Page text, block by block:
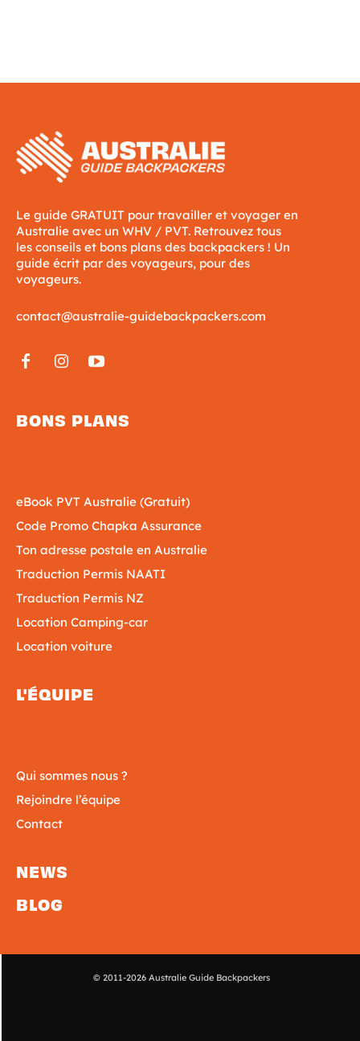
Le guide GRATUIT pour travailler et voyager en
Australie avec un WHV / PVT. Retrouvez tous
les conseils et bons plans des backpackers ! Un
guide écrit par des voyageurs, pour des
voyageurs.
contact@australie-guidebackpackers.com
BONS PLANS
eBook PVT Australie (Gratuit)
Code Promo Chapka Assurance
Ton adresse postale en Australie
Traduction Permis NAATI
Traduction Permis NZ
Location Camping-car
Location voiture
L'ÉQUIPE
Qui sommes nous ?
Rejoindre l’équipe
Contact
NEWS
BLOG
© 2011-2026 Australie Guide Backpackers